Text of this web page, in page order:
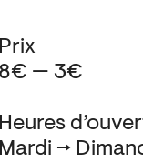
Heures
Mardi →
Prix
8€ — 3€